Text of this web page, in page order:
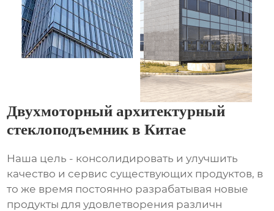
Двухмоторный архитектурный
стеклоподъемник в Китае
Наша цель - консолидировать и улучшить
качество и сервис существующих продуктов, в
то же время постоянно разрабатывая новые
продукты для удовлетворения различн